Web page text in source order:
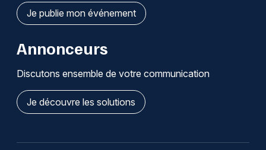
Je publie mon événement
Annonceurs
Discutons ensemble de votre communication
Je découvre les solutions